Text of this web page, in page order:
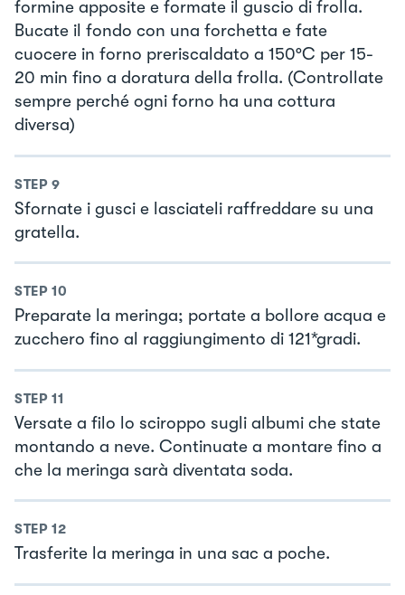
formine apposite e formate il guscio di frolla.
Bucate il fondo con una forchetta e fate
cuocere in forno preriscaldato a 150°C per 15-
20 min fino a doratura della frolla. (Controllate
sempre perché ogni forno ha una cottura
diversa)
STEP 9
Sfornate i gusci e lasciateli raffreddare su una
gratella.
STEP 10
Preparate la meringa; portate a bollore acqua e
zucchero fino al raggiungimento di 121*gradi.
STEP 11
Versate a filo lo sciroppo sugli albumi che state
montando a neve. Continuate a montare fino a
che la meringa sarà diventata soda.
STEP 12
Trasferite la meringa in una sac a poche.